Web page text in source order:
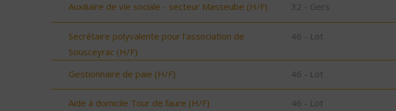
Auxiliaire de vie sociale - secteur Masseube (H/F) 32 - Gers
Secrétaire polyvalente pour l'association de
Sousceyrac (H/F)
46 - Lot
Gestionnaire de paie (H/F) 46 - Lot
Aide à domicile Tour de faure (H/F) 46 - Lot